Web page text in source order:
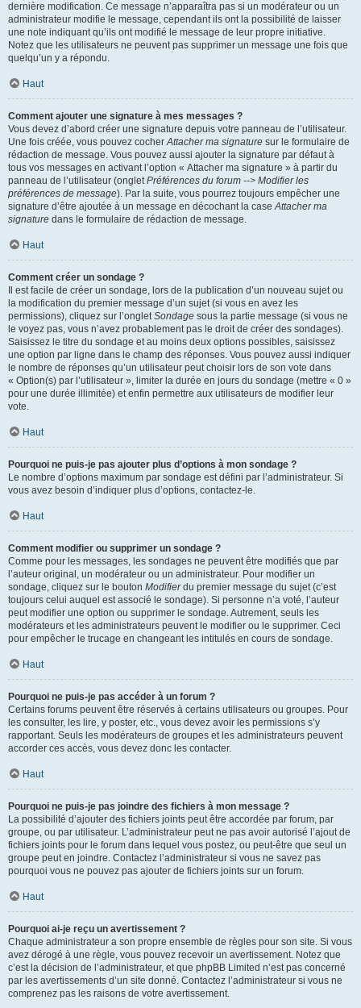
dernière modification. Ce message n’apparaîtra pas si un modérateur ou un
administrateur modifie le message, cependant ils ont la possibilité de laisser
une note indiquant qu’ils ont modifié le message de leur propre initiative.
Notez que les utilisateurs ne peuvent pas supprimer un message une fois que
quelqu’un y a répondu.
Haut
Comment ajouter une signature à mes messages ?
Vous devez d’abord créer une signature depuis votre panneau de l’utilisateur.
Une fois créée, vous pouvez cocherAttacher ma signature sur le formulaire de
rédaction de message. Vous pouvez aussi ajouter la signature par défaut à
tous vos messages en activant l’option « Attacher ma signature » à partir du
panneau de l’utilisateur (ongletPréférences du forum --> Modifier les
préférences de message). Par la suite, vous pourrez toujours empêcher une
signature d’être ajoutée à un message en décochant la caseAttacher ma
signature dans le formulaire de rédaction de message.
Haut
Comment créer un sondage ?
Il est facile de créer un sondage, lors de la publication d’un nouveau sujet ou
la modification du premier message d’un sujet (si vous en avez les
permissions), cliquez sur l’ongletSondage sous la partie message (si vous ne
le voyez pas, vous n’avez probablement pas le droit de créer des sondages).
Saisissez le titre du sondage et au moins deux options possibles, saisissez
une option par ligne dans le champ des réponses. Vous pouvez aussi indiquer
le nombre de réponses qu’un utilisateur peut choisir lors de son vote dans
« Option(s) par l’utilisateur », limiter la durée en jours du sondage (mettre « 0 »
pour une durée illimitée) et enfin permettre aux utilisateurs de modifier leur
vote.
Haut
Pourquoi ne puis-je pas ajouter plus d’options à mon sondage ?
Le nombre d’options maximum par sondage est défini par l’administrateur. Si
vous avez besoin d’indiquer plus d’options, contactez-le.
Haut
Comment modifier ou supprimer un sondage ?
Comme pour les messages, les sondages ne peuvent être modifiés que par
l’auteur original, un modérateur ou un administrateur. Pour modifier un
sondage, cliquez sur le bouton Modifierdu premier message du sujet (c’est
toujours celui auquel est associé le sondage). Si personne n’a voté, l’auteur
peut modifier une option ou supprimer le sondage. Autrement, seuls les
modérateurs et les administrateurs peuvent le modifier ou le supprimer. Ceci
pour empêcher le trucage en changeant les intitulés en cours de sondage.
Haut
Pourquoi ne puis-je pas accéder à un forum ?
Certains forums peuvent être réservés à certains utilisateurs ou groupes. Pour
les consulter, les lire, y poster, etc., vous devez avoir les permissions s’y
rapportant. Seuls les modérateurs de groupes et les administrateurs peuvent
accorder ces accès, vous devez donc les contacter.
Haut
Pourquoi ne puis-je pas joindre des fichiers à mon message ?
La possibilité d’ajouter des fichiers joints peut être accordée par forum, par
groupe, ou par utilisateur. L’administrateur peut ne pas avoir autorisé l’ajout de
fichiers joints pour le forum dans lequel vous postez, ou peut-être que seul un
groupe peut en joindre. Contactez l’administrateur si vous ne savez pas
pourquoi vous ne pouvez pas ajouter de fichiers joints sur un forum.
Haut
Pourquoi ai-je reçu un avertissement ?
Chaque administrateur a son propre ensemble de règles pour son site. Si vous
avez dérogé à une règle, vous pouvez recevoir un avertissement. Notez que
c’est la décision de l’administrateur, et que phpBB Limited n’est pas concerné
par les avertissements d’un site donné. Contactez l’administrateur si vous ne
comprenez pas les raisons de votre avertissement.